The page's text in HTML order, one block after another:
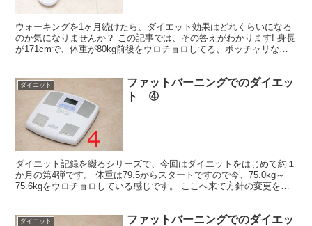
ウォーキングを1ヶ月続けたら、ダイエット効果はどれくらいになる
のか気になりませんか？ この記事では、その答えがわかります! 身長
が171cmで、体重が80kg前後をウロチョロしてる、ポッチャリな体
ダイエット
ファットバーニングでのダイエッ
ト ➃
ダイエット記録を綴るシリーズで、今回はダイエットをはじめて約１
か月の第4弾です。 体重は79.5からスタートですので今、75.0kg～
75.6kgをウロチョロしている感じです。 ここへ来て方針の変更を致
ダイエット
ファットバーニングでのダイエッ